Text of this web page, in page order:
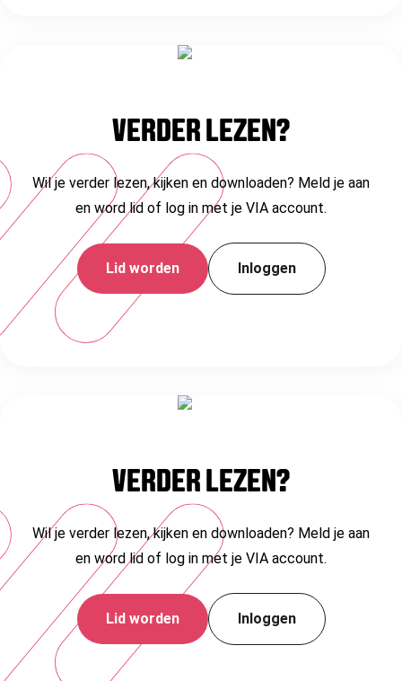
VERDER LEZEN?
Wil je verder lezen, kijken en downloaden? Meld je aan
en word lid of log in met je VIA account.
Lid worden Inloggen
VERDER LEZEN?
Wil je verder lezen, kijken en downloaden? Meld je aan
en word lid of log in met je VIA account.
Lid worden Inloggen